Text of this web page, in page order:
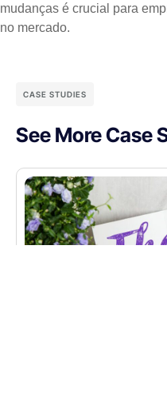
mudanças é crucial para
no mercado.
CASE STUDIES
See More Case